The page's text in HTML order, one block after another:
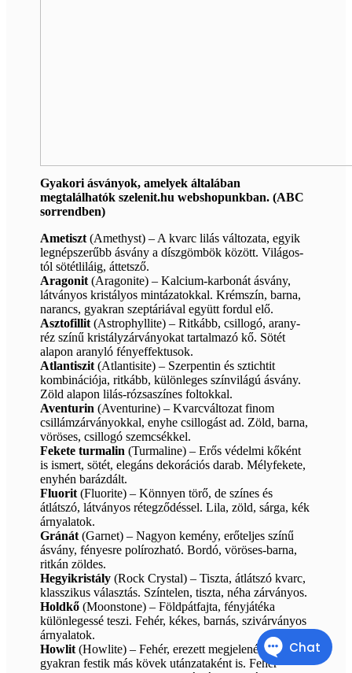
Gyakori ásványok, amelyek általában
megtalálhatók szelenit.hu webshopunkban. (ABC
sorrendben)
Ametiszt (Amethyst) – A kvarc lilás változata, egyik
legnépszerűbb ásvány a díszgömbök között. Világos-
tól sötétliláig, áttetsző.
Aragonit (Aragonite) – Kalcium-karbonát ásvány,
látványos kristályos mintázatokkal. Krémszín, barna,
narancs, gyakran szeptáriával együtt fordul elő.
Asztofillit (Astrophyllite) – Ritkább, csillogó, arany-
réz színű kristályzárványokat tartalmazó kő. Sötét
alapon aranyló fényeffektusok.
Atlantiszit (Atlantisite) – Szerpentin és sztichtit
kombinációja, ritkább, különleges színvilágú ásvány.
Zöld alapon lilás-rózsaszínes foltokkal.
Aventurin (Aventurine) – Kvarcváltozat finom
csillámzárványokkal, enyhe csillogást ad. Zöld, barna,
vöröses, csillogó szemcsékkel.
Fekete turmalin (Turmaline) – Erős védelmi kőként
is ismert, sötét, elegáns dekorációs darab. Mélyfekete,
enyhén barázdált.
Fluorit (Fluorite) – Könnyen törő, de színes és
átlátszó, látványos rétegződéssel. Lila, zöld, sárga, kék
árnyalatok.
Gránát (Garnet) – Nagyon kemény, erőteljes színű
ásvány, fényesre polírozható. Bordó, vöröses-barna,
ritkán zöldes.
Hegyikristály (Rock Crystal) – Tiszta, átlátszó kvarc,
klasszikus választás. Színtelen, tiszta, néha zárványos.
Holdkő (Moonstone) – Földpátfajta, fényjátéka
különlegessé teszi. Fehér, kékes, barnás, szivárványos
árnyalatok.
Howlit (Howlite) – Fehér, erezett megjelenésű ásvány,
gyakran festik más kövek utánzataként is. Fehér